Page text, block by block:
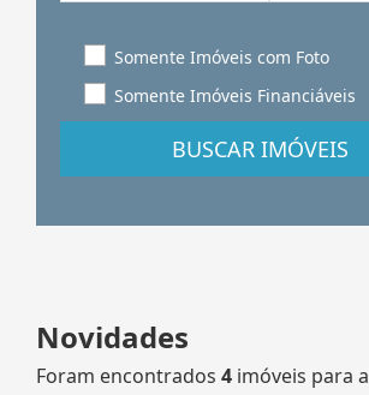
Somente Imóveis com Foto
Somente Imóveis Financiáveis
BUSCAR IMÓVEIS
Novidades
Foram encontrados 4 imóveis para